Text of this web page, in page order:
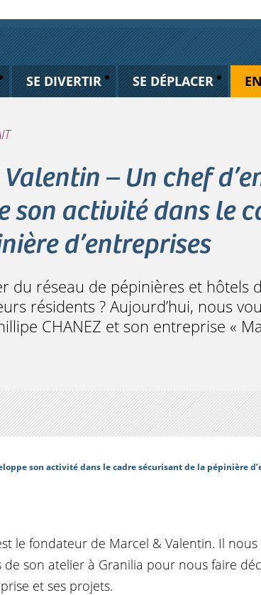
SE DIVERTIR SE DÉPLACER
– Un chef
son activité dans le
d’entreprises
du réseau de pépinières et hôtels
résidents ? Aujourd’hui, nous
CHANEZ et son entreprise «
son activité dans le cadre sécurisant de la pépinière
le fondateur de Marcel & Valentin. Il nous
de son atelier à Granilia pour nous faire
et ses projets.